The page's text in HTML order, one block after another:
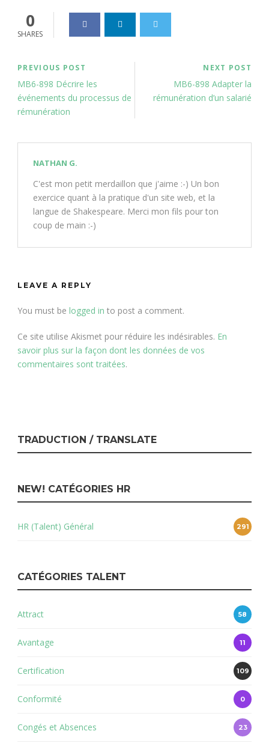
0
SHARES
PREVIOUS POST
MB6-898 Décrire les
événements du processus de
rémunération
NEXT POST
MB6-898 Adapter la
rémunération d’un salarié
NATHAN G.
C'est mon petit merdaillon que j'aime :-) Un bon
exercice quant à la pratique d'un site web, et la
langue de Shakespeare. Merci mon fils pour ton
coup de main :-)
LEAVE A REPLY
You must be logged in to post a comment.
Ce site utilise Akismet pour réduire les indésirables. En
savoir plus sur la façon dont les données de vos
commentaires sont traitées.
TRADUCTION / TRANSLATE
NEW! CATÉGORIES HR
HR (Talent) Général 291
CATÉGORIES TALENT
Attract 58
Avantage 11
Certification 109
Conformité 0
Congés et Absences 23